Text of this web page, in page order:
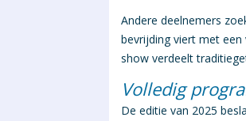
Andere deelnemers
bevrijding viert met
show verdeelt
Volledig
De editie van 2025